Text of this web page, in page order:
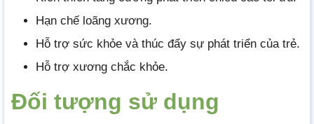
Hạn chế loãng xương.
Hỗ trợ sức khỏe và thúc đẩy sự phát triển của trẻ.
Hỗ trợ xương chắc khỏe.
Đối tượng sử dụng